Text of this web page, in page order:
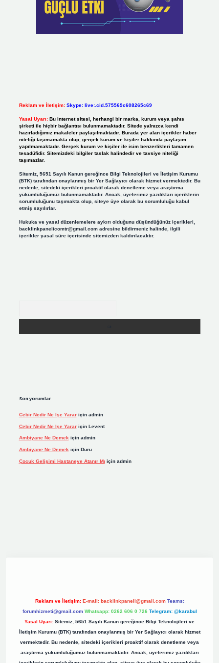
Reklam ve İletişim: Skype: live:.cid.575569c608265c69
Yasal Uyarı: Bu internet sitesi, herhangi bir marka, kurum veya şahıs
şirketi ile hiçbir bağlantısı bulunmamaktadır. Sitede yalnızca kendi
hazırladığımız makaleler paylaşılmaktadır. Burada yer alan içerikler haber
niteliği taşımamakta olup, gerçek kurum ve kişiler hakkında paylaşım
yapılmamaktadır. Gerçek kurum ve kişiler ile isim benzerlikleri tamamen
tesadüfidir. Sitemizdeki bilgiler taslak halindedir ve tavsiye niteliği
taşımazlar.
Sitemiz, 5651 Sayılı Kanun gereğince Bilgi Teknolojileri ve İletişim Kurumu
(BTK) tarafından onaylanmış bir Yer Sağlayıcı olarak hizmet vermektedir. Bu
nedenle, sitedeki içerikleri proaktif olarak denetleme veya araştırma
yükümlülüğümüz bulunmamaktadır. Ancak, üyelerimiz yazdıkları içeriklerin
sorumluluğunu taşımakta olup, siteye üye olarak bu sorumluluğu kabul
etmiş sayılırlar.
Hukuka ve yasal düzenlemelere aykırı olduğunu düşündüğünüz içerikleri,
backlinkpanelicomtr@gmail.comadresine bildirmeniz halinde, ilgili
içerikler yasal süre içerisinde sitemizden kaldırılacaktır.
Son yorumlar
Cebir Nedir Ne Işe Yarariçin admin
Cebir Nedir Ne Işe Yarariçin Levent
Ambiyane Ne Demekiçin admin
Ambiyane Ne Demek için Duru
Çocuk Gelişimi Hastaneye Atanır Mı için admin
Reklam ve İletişim: E-mail: backlinkpaneli@gmail.com Teams:
forumhizmeti@gmail.com Whatsapp: 0262 606 0 726 Telegram: @karabul
Yasal Uyarı: Sitemiz, 5651 Sayılı Kanun gereğince Bilgi Teknolojileri ve
İletişim Kurumu (BTK) tarafından onaylanmış bir Yer Sağlayıcı olarak hizmet
vermektedir. Bu nedenle, sitedeki içerikleri proaktif olarak denetleme veya
araştırma yükümlülüğümüz bulunmamaktadır. Ancak, üyelerimiz yazdıkları